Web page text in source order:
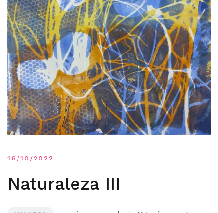
16/10/2022
Naturaleza III